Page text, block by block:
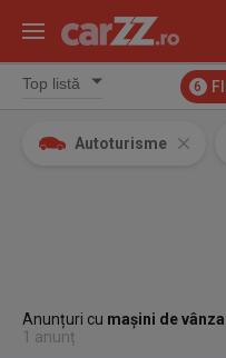
6
Autoturisme
Anunțuri cu mașini de
1 anunț